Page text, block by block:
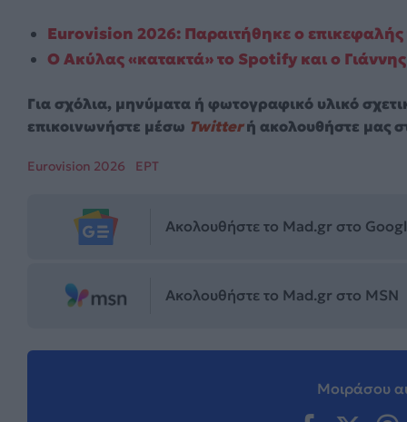
Eurovision 2026: Παραιτήθηκε ο
O Ακύλας «κατακτά» το Spotify και ο
Για σχόλια, μηνύματα ή φωτογραφικό υλικό
επικοινωνήστε μέσω Twitterή ακολουθήστε μας
Eurovision 2026 ΕΡΤ
Ακολουθήστε το Mad.gr στο
Ακολουθήστε το Mad.gr στο MSN
Μοιράσου